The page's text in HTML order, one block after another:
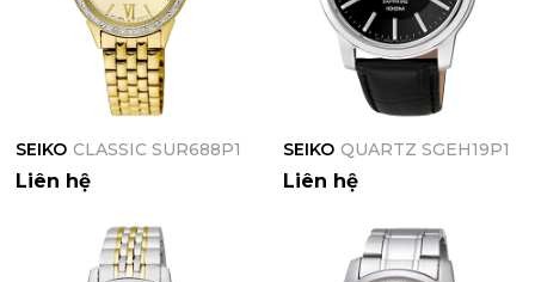
SEIKO CLASSIC SUR688P1
Liên hệ
SEIKO QUARTZ SGEH19P1
Liên hệ